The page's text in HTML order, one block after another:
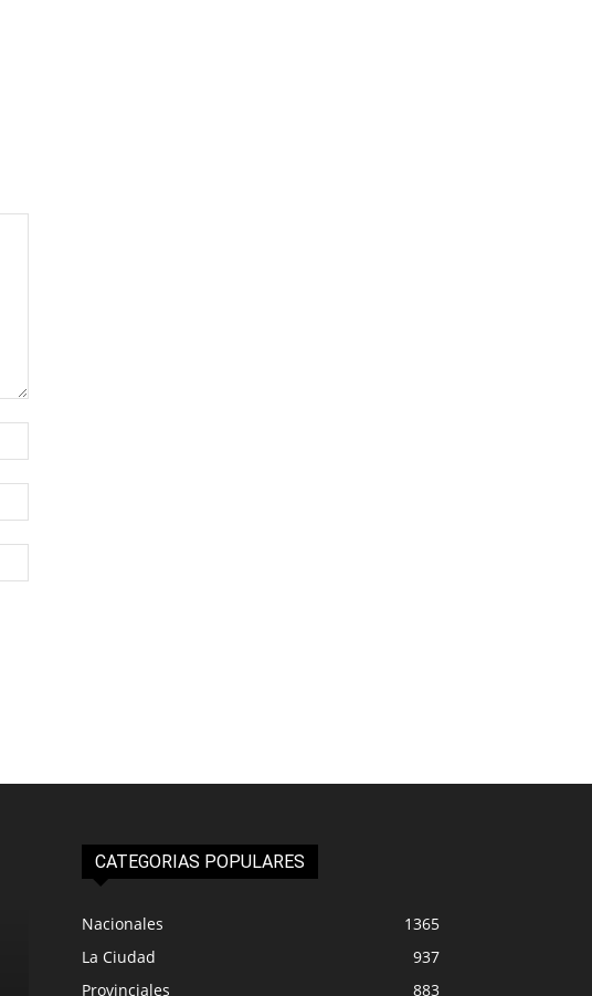
CATEGORIAS POPULARES
Nacionales
1365
La Ciudad
937
Provinciales
883